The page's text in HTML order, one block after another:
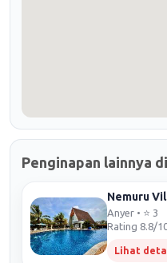
Penginapan lainnya
Nemuru
Anyer • ⭐ 3
Rating 8.8/
Lihat